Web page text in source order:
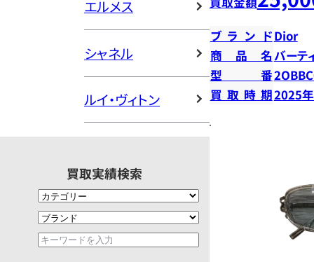
エルメス
シャネル
ルイ・ヴィトン
買取実績検索
ブランドDior
商品名バーテ
型番
買取時期2025